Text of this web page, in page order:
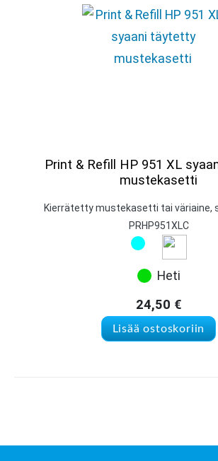
Print & Refill HP 951 XL
mustekasetti
Kierrätetty mustekasetti tai väriaine,
PRHP951XLC
Heti
24,50 €
Lisää ostoskoriin